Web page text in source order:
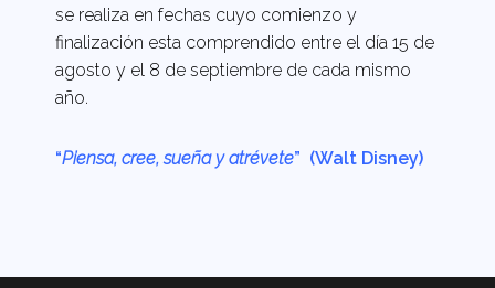
se realiza en fechas cuyo comienzo y
finalización esta comprendido entre el día 15 de
agosto y el 8 de septiembre de cada mismo
año.
“Piensa, cree, sueña y atrévete” (Walt Disney)